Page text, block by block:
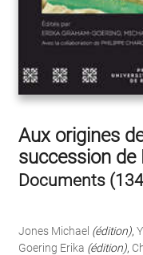
Aux origines
succession de
Documents
Jones Michael (édition),
Goering Erika (édition),